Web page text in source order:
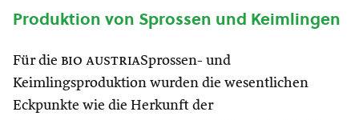
Produktion von Sprossen und Keimlingen
Für die bio austriaSprossen- und
Keimlingsproduktion wurden die wesentlichen
Eckpunkte wie die Herkunft der